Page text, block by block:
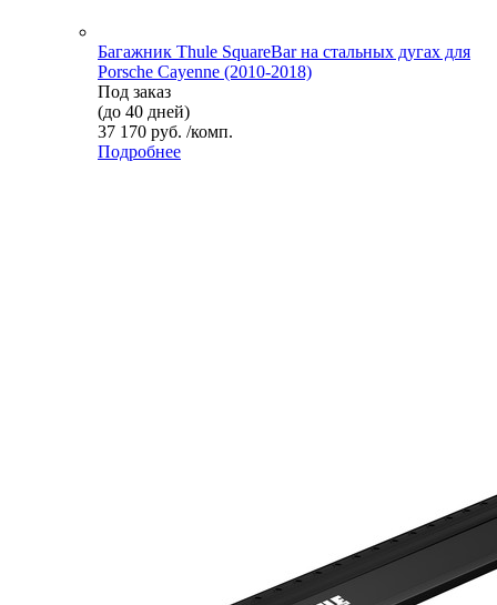
Багажник Thule SquareBar на стальных дугах для
Porsche Cayenne (2010-2018)
Под заказ
(до 40 дней)
37 170 руб. /комп.
Подробнее